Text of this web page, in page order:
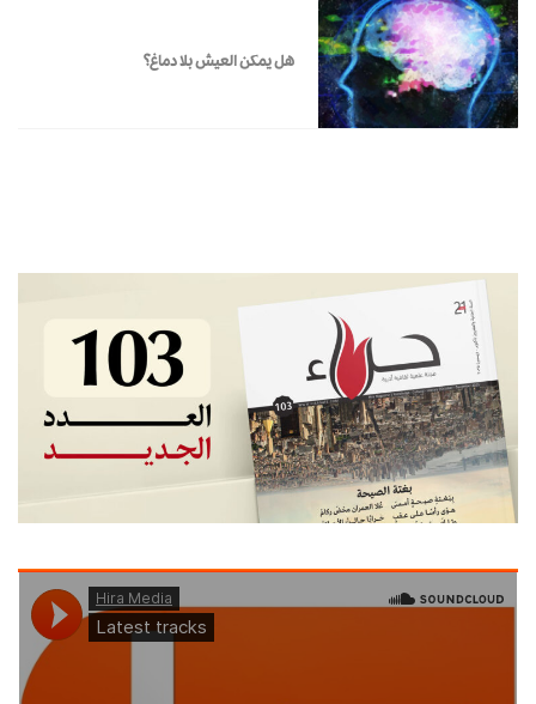
هل يمكن العيش بلا دماغ؟